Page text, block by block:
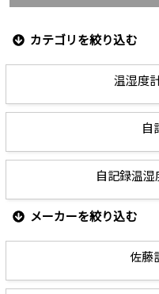
カテゴリを絞り込む
温湿度
自
自記録温
メーカーを絞り込む
佐藤